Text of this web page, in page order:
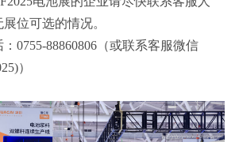
位可选的情况。
0755-88860806（或联系客服微信
）